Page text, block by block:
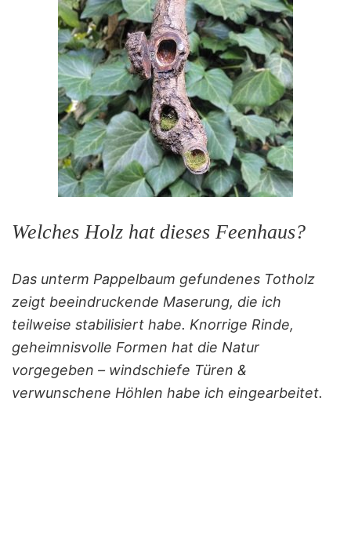
Welches Holz hat dieses Feenhaus?
Das unterm Pappelbaum gefundenes Totholz
zeigt beeindruckende Maserung, die ich
teilweise stabilisiert habe. Knorrige Rinde,
geheimnisvolle Formen hat die Natur
vorgegeben – windschiefe Türen &
verwunschene Höhlen habe ich eingearbeitet.